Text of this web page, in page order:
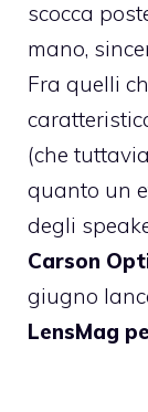
scocca
mano,
Fra quelli
(che
quanto un
degli
Carson
giugno
LensMag